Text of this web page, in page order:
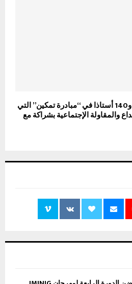
تكوين ومواكبة 1600 تلميذ و140 أستاذا في “مبادرة تمكين” التي
والمقاولة الإجتماعية بشراكة مع